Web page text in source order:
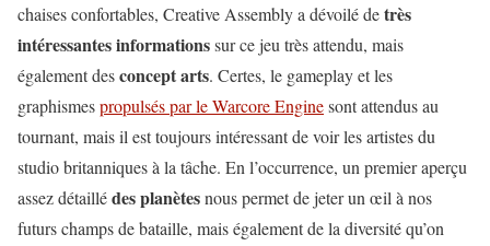
chaises confortables, Creative Assembly a dévoilé detrès
intéressantes informationssur ce jeu très attendu, mais
également desconcept arts. Certes, le gameplay et les
graphismespropulsés par le Warcore Enginesont attendus au
tournant, mais il est toujours intéressant de voir les artistes du
studio britanniques à la tâche. En l’occurrence, un premier aperçu
assez détaillédes planètesnous permet de jeter un œil à nos
futurs champs de bataille, mais également de la diversité qu’on